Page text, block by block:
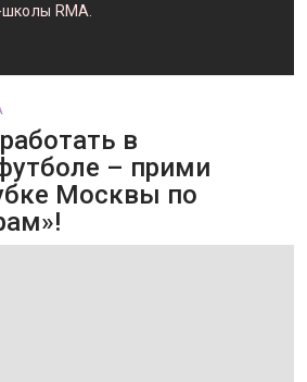
RMA.
в
– прими
Москвы по